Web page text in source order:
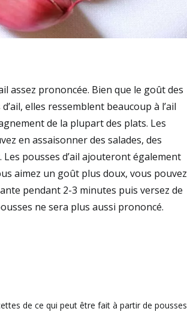
assez prononcée. Bien que le goût des
elles ressemblent beaucoup à l’ail
de la plupart des plats. Les
en assaisonner des salades, des
Les pousses d’ail ajouteront également
aimez un goût plus doux, vous pouvez
pendant 2-3 minutes puis versez de
ne sera plus aussi prononcé.
de ce qui peut être fait à partir de pousses